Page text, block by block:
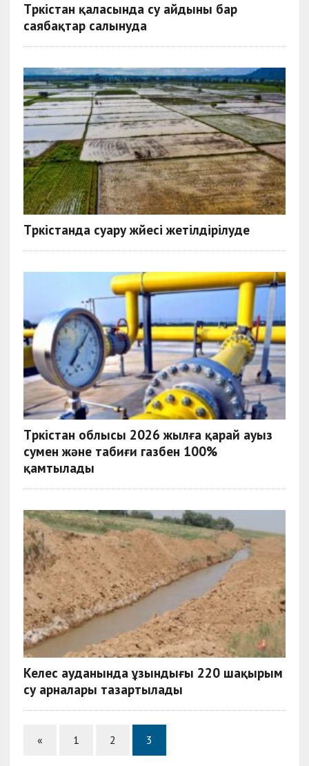
Түркістан қаласында су айдыны бар
саябақтар салынуда
Түркістанда суару жүйесі жетілдірілуде
Түркістан облысы 2026 жылға қарай ауыз
сумен және табиғи газбен 100%
қамтылады
Келес ауданында ұзындығы 220 шақырым
су арналары тазартылады
« 1 2 3